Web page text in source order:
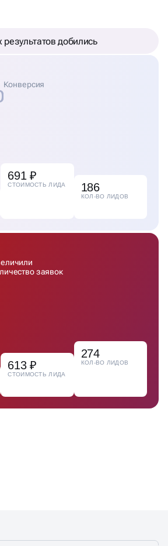
результатов добились
Конверсия
691 ₽
СТОИМОСТЬ ЛИДА 186
КОЛ-ВО ЛИДОВ
заявок
613 ₽
СТОИМОСТЬ ЛИДА
274
КОЛ-ВО ЛИДОВ